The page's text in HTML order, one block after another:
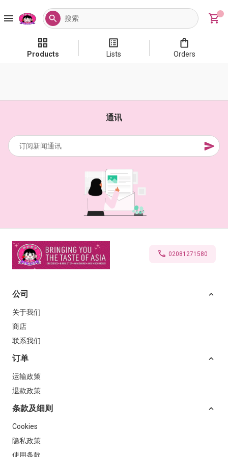
Products Lists Orders
通讯
02081271580
公司
关于我们
商店
联系我们
订单
运输政策
退款政策
条款及细则
Cookies
隐私政策
使用条款